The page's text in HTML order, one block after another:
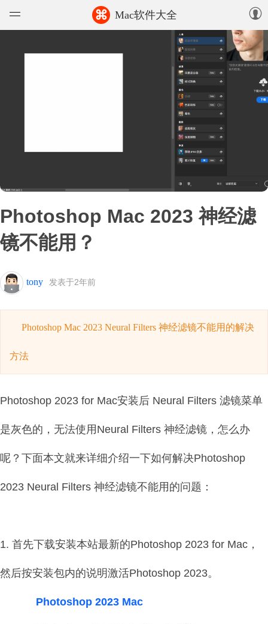
⌘ Mac软件大全
Photoshop Mac 2023 神经滤
镜不能用？
tony 发表于2年前
Photoshop Mac 2023 Neural Filters 神经滤镜不能用的解决
方法
Photoshop 2023 for Mac安装后 Neural Filters 滤镜菜单
是灰色的，无法使用Neural Filters 神经滤镜，怎么办
呢？下面本文就来详细介绍一下如何解决Photoshop
2023 Neural Filters 神经滤镜不能用的问题：
1. 首先下载安装本站最新的Photoshop 2023 for Mac，
然后按安装包内的说明激活Photoshop 2023。
Photoshop 2023 Mac